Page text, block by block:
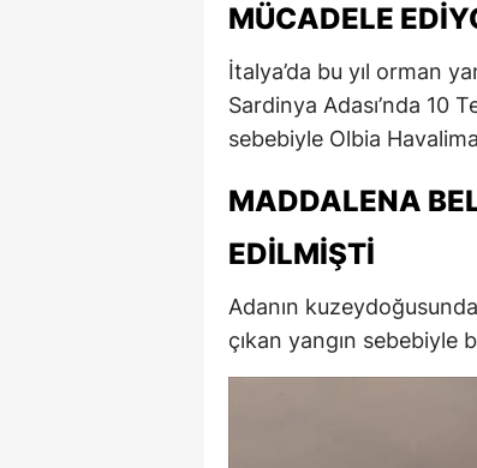
MÜCADELE
İtalya’da bu yıl orman
Sardinya Adası’nda 10
sebebiyle Olbia
MADDALENA
EDILMIŞTI
Adanın
çıkan yangın sebebiyle